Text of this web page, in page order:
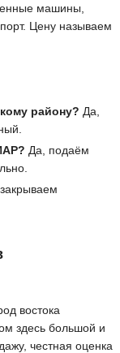
машины,
Цену называем
району? Да,
Да, подаём
востока
здесь большой и
честная оценка